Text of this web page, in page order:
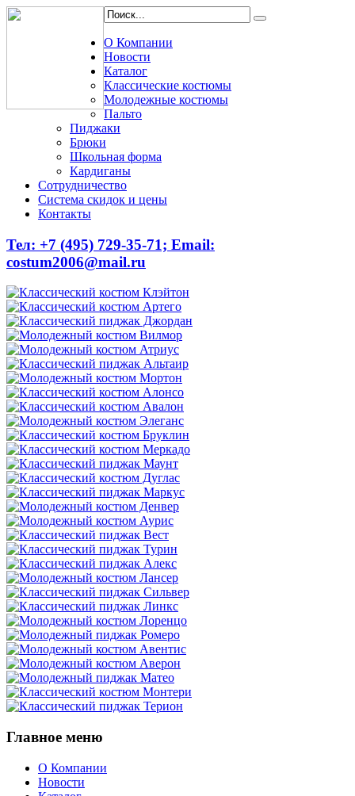
О Компании
Новости
Каталог
Классические костюмы
Молодежные костюмы
Пальто
Пиджаки
Брюки
Школьная форма
Кардиганы
Сотрудничество
Система скидок и цены
Контакты
Тел: +7 (495) 729-35-71; Email:
costum2006@mail.ru
Главное меню
О Компании
Новости